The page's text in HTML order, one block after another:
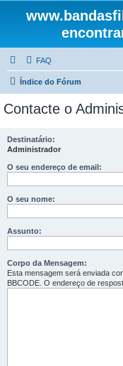
FAQ
Índice do Fórum
Contacte o
Destinatário:
Administrador
O seu endereço de email:
O seu nome:
Assunto:
Corpo da Mensagem:
Esta mensagem será enviada
BBCODE. O endereço de